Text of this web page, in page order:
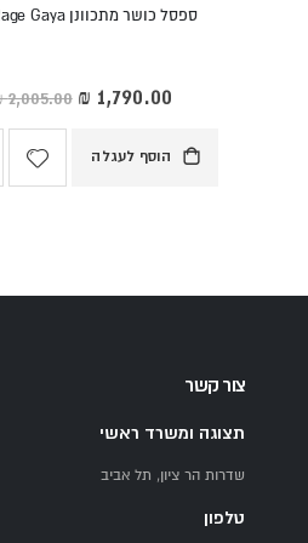
ספסל כושר מתכוונן OutRage Gaya
‏2,005.00 ₪ מחיר
מיוחד
הוסף לעגלה
צור קשר
תצוגה ומשרד ראשי
שדרות הר ציון, תל אביב
טלפון